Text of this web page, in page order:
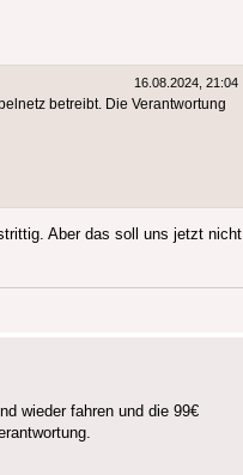
16.08.2024, 21:04
betreibt. Die Verantwortung
Aber das soll uns jetzt nicht
wieder fahren und die 99€